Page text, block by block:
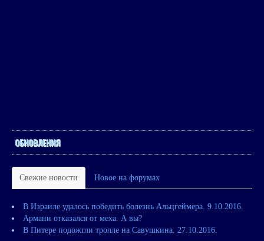
ОБНОВЛЕНИЯ
Свежие новости Новое на форумах
В Израиле удалось победить болезнь Альцгеймера. 9.10.2016.
Армани отказался от меха. А вы?
В Питере подожгли тролле на Савушкина. 27.10.2016.